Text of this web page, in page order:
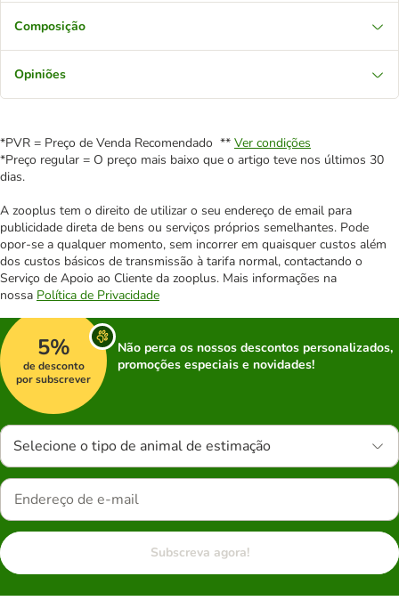
Composição
Opiniões
*PVR = Preço de Venda Recomendado ** Ver condições
*Preço regular = O preço mais baixo que o artigo teve nos últimos 30
dias.
A zooplus tem o direito de utilizar o seu endereço de email para
publicidade direta de bens ou serviços próprios semelhantes. Pode
opor-se a qualquer momento, sem incorrer em quaisquer custos além
dos custos básicos de transmissão à tarifa normal, contactando o
Serviço de Apoio ao Cliente da zooplus. Mais informações na
nossa Política de Privacidade
5%
de desconto
por subscrever
Não perca os nossos descontos personalizados,
promoções especiais e novidades!
Selecione o tipo de animal de estimação
Subscreva agora!